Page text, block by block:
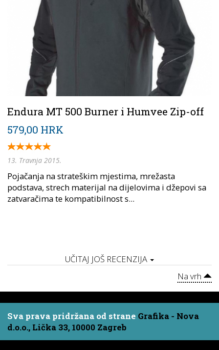
Endura MT 500 Burner i Humvee Zip-off
579,00 HRK
13. Travnja 2015.
Pojačanja na strateškim mjestima, mrežasta
podstava, strech materijal na dijelovima i džepovi sa
zatvaračima te kompatibilnost s...
UČITAJ JOŠ RECENZIJA
Na vrh
Sva prava pridržana od strane Grafika - Nova
d.o.o., Lička 33, 10000 Zagreb